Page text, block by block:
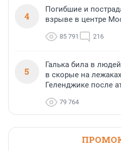
4
Погибшие и
взрыве в центре
85 791 216
5
Галька била в
в скорые на
Геленджике после
79 764